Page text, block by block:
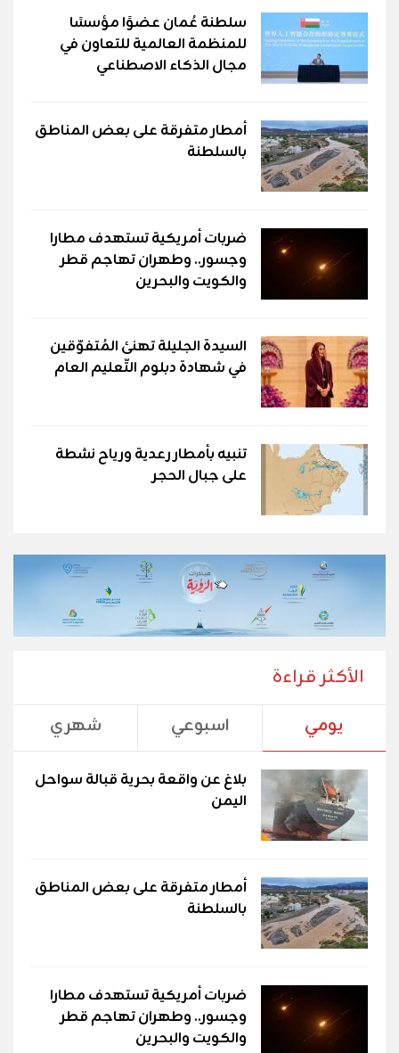
سلطنة عُمان عضوًا مؤسسًا
للمنظمة العالمية للتعاون في
مجال الذكاء الاصطناعي
أمطار متفرقة على بعض المناطق
بالسلطنة
ضربات أمريكية تستهدف مطارا
وجسور.. وطهران تهاجم قطر
والكويت والبحرين
السيدة الجليلة تهنئ المُتفوّقين
في شهادة دبلوم التّعليم العام
تنبيه بأمطار رعدية ورياح نشطة
على جبال الحجر
الأكثر قراءة
يومي اسبوعي شهري
بلاغ عن واقعة بحرية قبالة سواحل
اليمن
أمطار متفرقة على بعض المناطق
بالسلطنة
ضربات أمريكية تستهدف مطارا
وجسور.. وطهران تهاجم قطر
والكويت والبحرين